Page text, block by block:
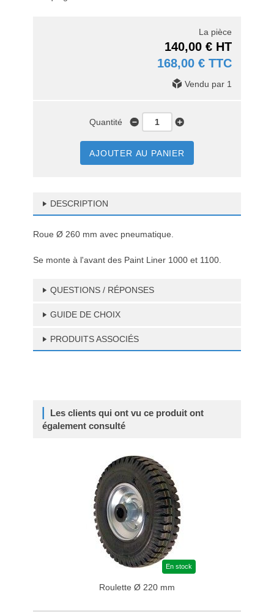
La pièce
140,00 € HT
168,00 € TTC
Vendu par 1
Quantité
AJOUTER AU PANIER
DESCRIPTION
Roue Ø 260 mm avec pneumatique.
Se monte à l'avant des Paint Liner 1000 et 1100.
QUESTIONS / RÉPONSES
GUIDE DE CHOIX
PRODUITS ASSOCIÉS
Les clients qui ont vu ce produit ont
également consulté
En stock
Roulette Ø 220 mm